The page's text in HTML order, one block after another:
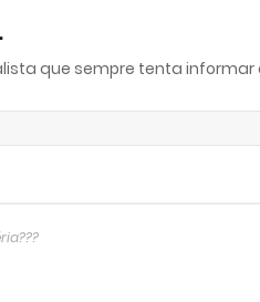
que sempre tenta informar